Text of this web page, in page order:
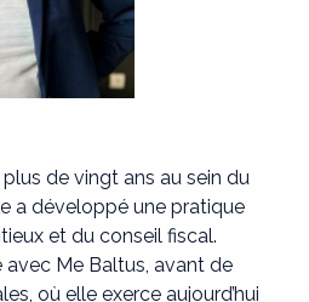
de vingt ans au sein du
a développé une pratique
et du conseil fiscal.
Me Baltus, avant de
où elle exerce aujourd’hui